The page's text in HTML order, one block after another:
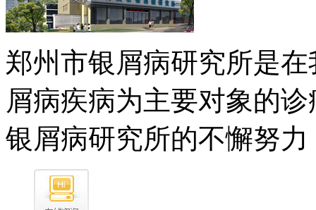
郑州市银屑病研究所是
屑病疾病为主要对象的
银屑病研究所的不懈努